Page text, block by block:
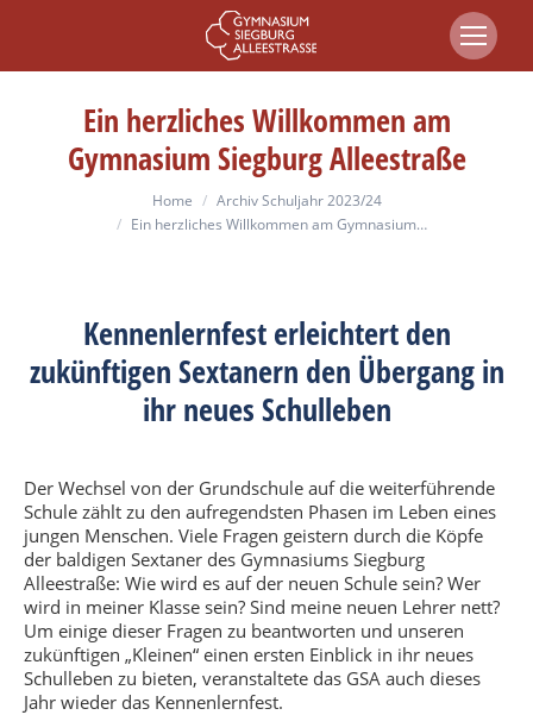
Ein herzliches Willkommen am
Gymnasium Siegburg Alleestraße
Home
Archiv Schuljahr 2023/24
Ein herzliches Willkommen am Gymnasium…
Kennenlernfest erleichtert den
zukünftigen Sextanern den Übergang in
ihr neues Schulleben
Der Wechsel von der Grundschule auf die weiterführende
Schule zählt zu den aufregendsten Phasen im Leben eines
jungen Menschen. Viele Fragen geistern durch die Köpfe
der baldigen Sextaner des Gymnasiums Siegburg
Alleestraße: Wie wird es auf der neuen Schule sein? Wer
wird in meiner Klasse sein? Sind meine neuen Lehrer nett?
Um einige dieser Fragen zu beantworten und unseren
zukünftigen „Kleinen“ einen ersten Einblick in ihr neues
Schulleben zu bieten, veranstaltete das GSA auch dieses
Jahr wieder das Kennenlernfest.